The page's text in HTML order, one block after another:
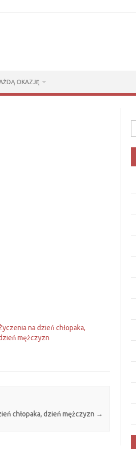
OKAZJĘ
na dzień chłopaka,
mężczyzn
chłopaka, dzień mężczyzn →